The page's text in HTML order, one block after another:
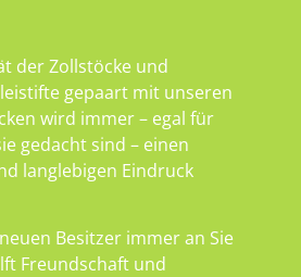
der Zollstöcke und
gepaart mit unseren
wird immer – egal für
gedacht sind – einen
langlebigen Eindruck
Besitzer immer an Sie
Freundschaft und